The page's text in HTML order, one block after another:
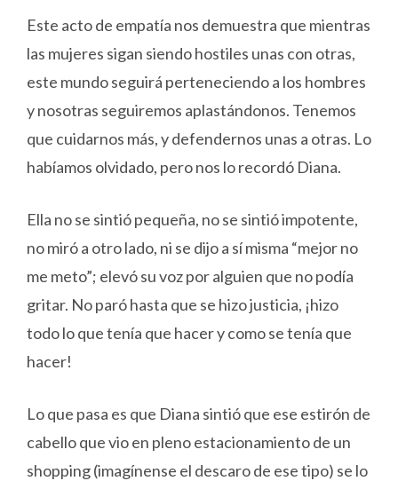
Este acto de empatía nos demuestra que mientras
las mujeres sigan siendo hostiles unas con otras,
este mundo seguirá perteneciendo a los hombres
y nosotras seguiremos aplastándonos. Tenemos
que cuidarnos más, y defendernos unas a otras. Lo
habíamos olvidado, pero nos lo recordó Diana.
Ella no se sintió pequeña, no se sintió impotente,
no miró a otro lado, ni se dijo a sí misma “mejor no
me meto”; elevó su voz por alguien que no podía
gritar. No paró hasta que se hizo justicia, ¡hizo
todo lo que tenía que hacer y como se tenía que
hacer!
Lo que pasa es que Diana sintió que ese estirón de
cabello que vio en pleno estacionamiento de un
shopping (imagínense el descaro de ese tipo) se lo